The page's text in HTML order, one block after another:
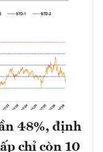
48%, định
chỉ còn 10